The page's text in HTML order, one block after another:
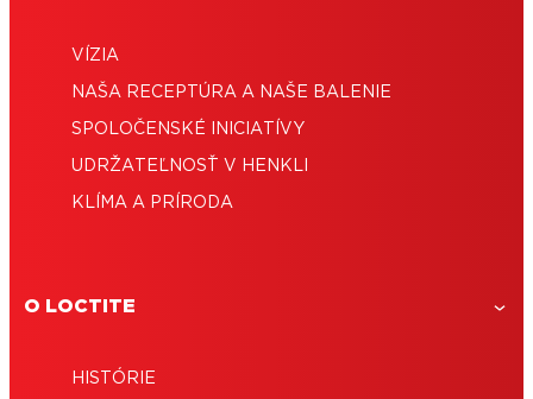
VÍZIA
NAŠA RECEPTÚRA ​​A NAŠE BALENIE
SPOLOČENSKÉ INICIATÍVY
UDRŽATEĽNOSŤ V HENKLI
KLÍMA A PRÍRODA
O LOCTITE
HISTÓRIE